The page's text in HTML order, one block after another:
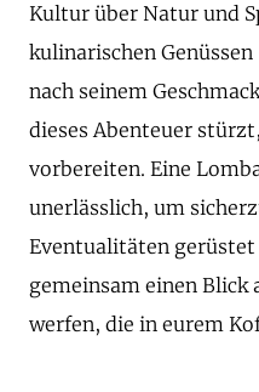
Kultur über Natur und
kulinarischen
nach seinem
dieses Abenteuer
vorbereiten. Eine
unerlässlich, um
Eventualitäten gerüstet
gemeinsam einen Blick
werfen, die in eurem